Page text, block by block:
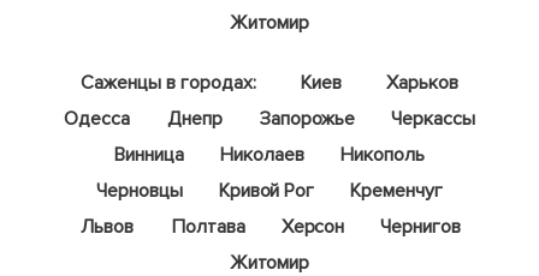
Житомир
Саженцы в городах: Киев
Харьков
Одесса
Днепр Запорожье
Черкассы
Винница
Николаев
Никополь
Черновцы
Кривой Рог
Кременчуг
Львов
Полтава Херсон
Чернигов
Житомир